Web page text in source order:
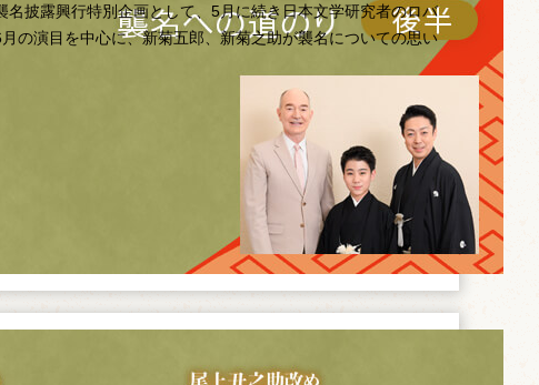
名披露興行特別企画として、5月に続き日本文学研究者のロバ
の演目を中心に、新菊五郎、新菊之助が襲名についての思い